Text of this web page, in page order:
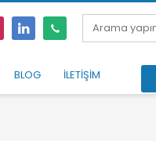
Search
for:
BLOG İLETİŞİM